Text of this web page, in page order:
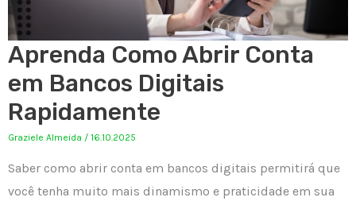
Aprenda Como Abrir Conta
em Bancos Digitais
Rapidamente
Graziele Almeida / 16.10.2025
Saber como abrir conta em bancos digitais permitirá que
você tenha muito mais dinamismo e praticidade em sua